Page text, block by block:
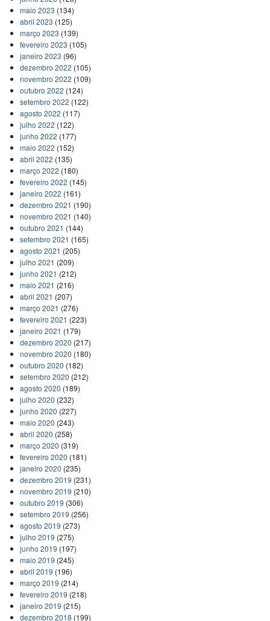
maio 2023 (134)
abril 2023 (125)
março 2023 (139)
fevereiro 2023 (105)
janeiro 2023 (96)
dezembro 2022 (105)
novembro 2022 (109)
outubro 2022 (124)
setembro 2022 (122)
agosto 2022 (117)
julho 2022 (122)
junho 2022 (177)
maio 2022 (152)
abril 2022 (135)
março 2022 (180)
fevereiro 2022 (145)
janeiro 2022 (161)
dezembro 2021 (190)
novembro 2021 (140)
outubro 2021 (144)
setembro 2021 (165)
agosto 2021 (205)
julho 2021 (209)
junho 2021 (212)
maio 2021 (216)
abril 2021 (207)
março 2021 (276)
fevereiro 2021 (223)
janeiro 2021 (179)
dezembro 2020 (217)
novembro 2020 (180)
outubro 2020 (182)
setembro 2020 (212)
agosto 2020 (189)
julho 2020 (232)
junho 2020 (227)
maio 2020 (243)
abril 2020 (258)
março 2020 (319)
fevereiro 2020 (181)
janeiro 2020 (235)
dezembro 2019 (231)
novembro 2019 (210)
outubro 2019 (306)
setembro 2019 (256)
agosto 2019 (273)
julho 2019 (275)
junho 2019 (197)
maio 2019 (245)
abril 2019 (196)
março 2019 (214)
fevereiro 2019 (218)
janeiro 2019 (215)
dezembro 2018 (199)